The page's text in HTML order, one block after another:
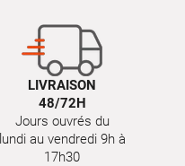
LIVRAISON
48/72H
Jours ouvrés du
lundi au vendredi 9h à
17h30